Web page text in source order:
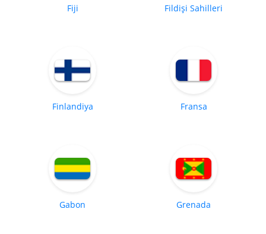
Fiji Fildişi Sahilleri
Finlandiya Fransa
Gabon Grenada